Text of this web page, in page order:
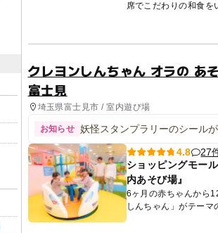
席でこだわりの和食
クレヨンしんちゃん オラの あ
富士見
埼玉県富士見市 / 室内遊び場
お知らせ 妖怪スタンプラリーのシール
4.8
27
ショッピングモー
内あそび場』
6ヶ月の赤ちゃんから
しんちゃん」がテー